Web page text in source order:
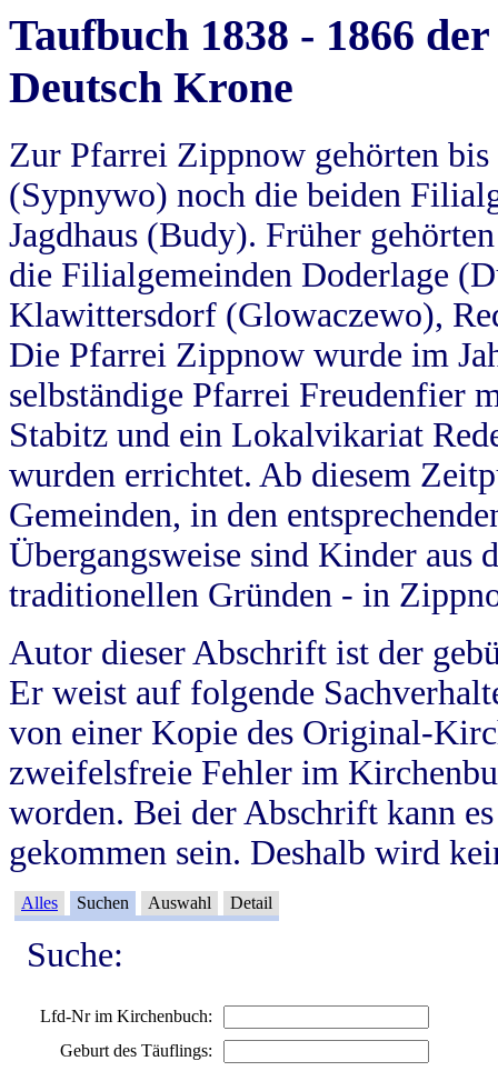
Taufbuch 1838 - 1866
Deutsch Krone
Zur Pfarrei Zippnow gehörten
(Sypnywo) noch die beiden
Jagdhaus (Budy). Früher
die Filialgemeinden Doderlage
Klawittersdorf (Glowaczewo),
Die Pfarrei Zippnow wurde im
selbständige Pfarrei Freudenfier
Stabitz und ein Lokalvikariat
wurden errichtet. Ab diesem
Gemeinden, in den
Übergangsweise sind Kinder aus
traditionellen Gründen - in
Autor dieser Abschrift ist der
Er weist auf folgende
von einer Kopie des Original-
zweifelsfreie Fehler im
worden. Bei der Abschrift kann
gekommen sein. Deshalb wird
Alles Suchen Auswahl Detail
Suche:
Lfd-Nr im Kirchenbuch:
Geburt des Täuflings: